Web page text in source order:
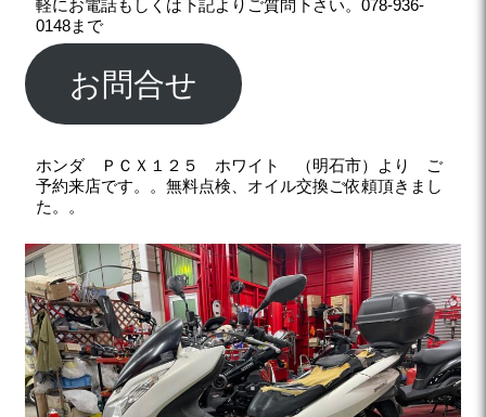
軽にお電話もしくは下記よりご質問下さい。078-936-
0148まで
お問合せ
ホンダ ＰＣＸ１２５ ホワイト （明石市）より ご
予約来店です。。無料点検、オイル交換ご依頼頂きまし
た。。